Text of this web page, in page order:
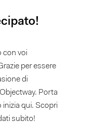
con voi
per essere
di
Porta
inizia qui. Scopri
subito!